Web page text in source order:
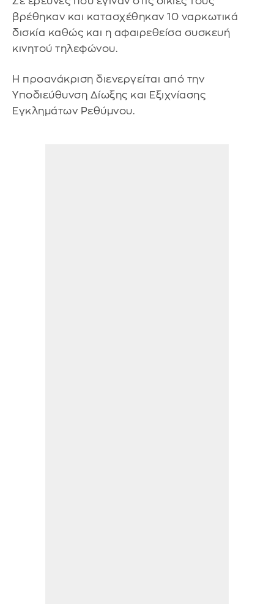
βρέθηκαν και κατασχέθηκαν 10 ναρκωτικά
δισκία καθώς και η αφαιρεθείσα συσκευή
κινητού τηλεφώνου.
Η προανάκριση διενεργείται από την
Υποδιεύθυνση Δίωξης και Εξιχνίασης
Εγκλημάτων Ρεθύμνου.